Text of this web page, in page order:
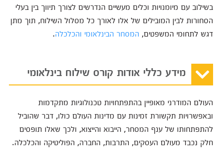
בשילוב עם מיומנויות וכלים מעשיים הנדרשים לצורך תיווך בין בעלי
הסחורות לבין המובילים של אלו לאורך כל מסלול השילוח, תוך מתן
דגש לתחומי המשפטים, המסחר הבינלאומי והכלכלה.
מידע כללי אודות קורס שילוח בינלאומי
העולם המודרני מאופיין בהתפתחויות טכנולוגיות מתקדמות
ובאפשרויות תקשורת זמינות עם מדינות העולם כולו, דבר שהוביל
להתפתחותו של ענף המסחר, הייבוא והייצוא, ולכך שאלו תופסים
חלק נכבד מעולם העסקים, התרבות, החברה, הפוליטיקה והכלכלה.